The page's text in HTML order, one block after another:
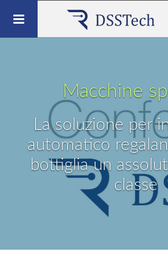
Toggle
Macchine
La soluzione per
automatico
bottiglia un
classe